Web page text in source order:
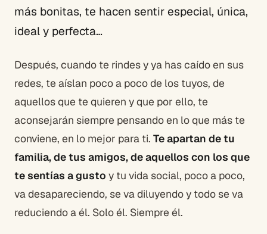
más bonitas, te hacen sentir especial, única,
ideal y perfecta…
Después, cuando te rindes y ya has caído en sus
redes, te aíslan poco a poco de los tuyos, de
aquellos que te quieren y que por ello, te
aconsejarán siempre pensando en lo que más te
conviene, en lo mejor para ti. Te apartan de tu
familia, de tus amigos, de aquellos con los que
te sentías a gusto y tu vida social, poco a poco,
va desapareciendo, se va diluyendo y todo se va
reduciendo a él. Solo él. Siempre él.